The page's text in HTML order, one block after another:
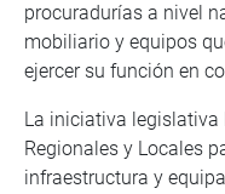
procuradurías a nivel
mobiliario y equipos
ejercer su función en
La iniciativa
Regionales y Locales
infraestructura y